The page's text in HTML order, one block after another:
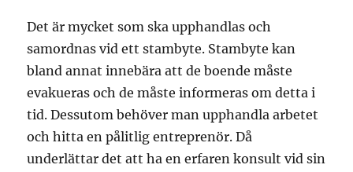
Det är mycket som ska upphandlas och
samordnas vid ett stambyte. Stambyte kan
bland annat innebära att de boende måste
evakueras och de måste informeras om detta i
tid. Dessutom behöver man upphandla arbetet
och hitta en pålitlig entreprenör. Då
underlättar det att ha en erfaren konsult vid sin